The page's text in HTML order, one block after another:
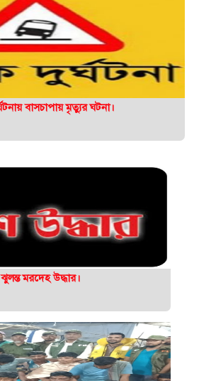
বাসচাপায় মৃত্যুর ঘটনা।
ঝুলন্ত মরদেহ উদ্ধার।